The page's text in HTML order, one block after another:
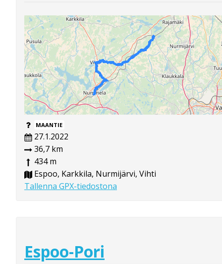
MAANTIE
27.1.2022
36,7 km
434 m
Espoo, Karkkila, Nurmijärvi, Vihti
Tallenna GPX-tiedostona
Espoo-Pori